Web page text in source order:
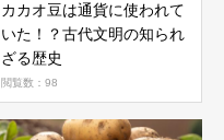
カカオ豆は通貨に使われて
いた！？古代文明の知られ
ざる歴史
閲覧数：98